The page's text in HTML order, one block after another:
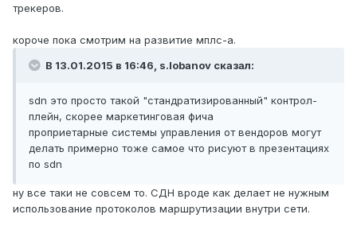
трекеров.
короче пока смотрим на развитие мплс-а.
В 13.01.2015 в 16:46, s.lobanov сказал:
sdn это просто такой "стандратизированный" контрол-
плейн, скорее маркетинговая фича
проприетарные системы управления от вендоров могут
делать примерно тоже самое что рисуют в презентациях
по sdn
ну все таки не совсем то. СДН вроде как делает не нужным
использование протоколов маршрутизации внутри сети.